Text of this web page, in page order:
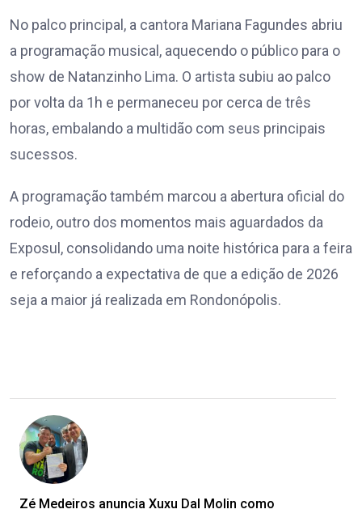
No palco principal, a cantora Mariana Fagundes abriu
a programação musical, aquecendo o público para o
show de Natanzinho Lima. O artista subiu ao palco
por volta da 1h e permaneceu por cerca de três
horas, embalando a multidão com seus principais
sucessos.
A programação também marcou a abertura oficial do
rodeio, outro dos momentos mais aguardados da
Exposul, consolidando uma noite histórica para a feira
e reforçando a expectativa de que a edição de 2026
seja a maior já realizada em Rondonópolis.
Zé Medeiros anuncia Xuxu Dal Molin como